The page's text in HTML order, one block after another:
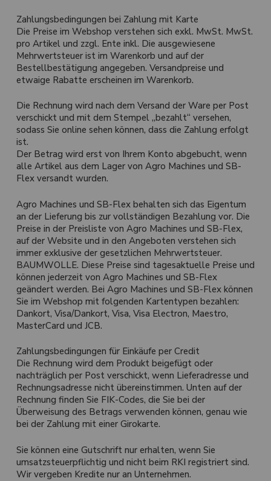
Zahlungsbedingungen bei Zahlung mit Karte
Die Preise im Webshop verstehen sich exkl. MwSt. MwSt.
pro Artikel und zzgl. Ente inkl. Die ausgewiesene
Mehrwertsteuer ist im Warenkorb und auf der
Bestellbestätigung angegeben. Versandpreise und
etwaige Rabatte erscheinen im Warenkorb.
Die Rechnung wird nach dem Versand der Ware per Post
verschickt und mit dem Stempel „bezahlt“ versehen,
sodass Sie online sehen können, dass die Zahlung erfolgt
ist.
Der Betrag wird erst von Ihrem Konto abgebucht, wenn
alle Artikel aus dem Lager von Agro Machines und SB-
Flex versandt wurden.
Agro Machines und SB-Flex behalten sich das Eigentum
an der Lieferung bis zur vollständigen Bezahlung vor. Die
Preise in der Preisliste von Agro Machines und SB-Flex,
auf der Website und in den Angeboten verstehen sich
immer exklusive der gesetzlichen Mehrwertsteuer.
BAUMWOLLE. Diese Preise sind tagesaktuelle Preise und
können jederzeit von Agro Machines und SB-Flex
geändert werden. Bei Agro Machines und SB-Flex können
Sie im Webshop mit folgenden Kartentypen bezahlen:
Dankort, Visa/Dankort, Visa, Visa Electron, Maestro,
MasterCard und JCB.
Zahlungsbedingungen für Einkäufe per Credit
Die Rechnung wird dem Produkt beigefügt oder
nachträglich per Post verschickt, wenn Lieferadresse und
Rechnungsadresse nicht übereinstimmen. Unten auf der
Rechnung finden Sie FIK-Codes, die Sie bei der
Überweisung des Betrags verwenden können, genau wie
bei der Zahlung mit einer Girokarte.
Sie können eine Gutschrift nur erhalten, wenn Sie
umsatzsteuerpflichtig und nicht beim RKI registriert sind.
Wir vergeben Kredite nur an Unternehmen.